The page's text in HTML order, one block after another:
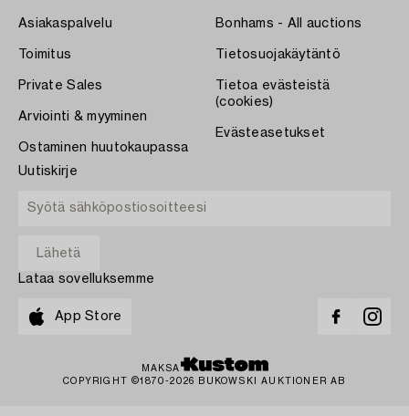
Asiakaspalvelu
Toimitus
Private Sales
Arviointi & myyminen
Ostaminen huutokaupassa
Bonhams - All auctions
Tietosuojakäytäntö
Tietoa evästeistä
(cookies)
Evästeasetukset
Uutiskirje
Lataa sovelluksemme
App Store
MAKSA
COPYRIGHT ©1870-2026 BUKOWSKI AUKTIONER AB